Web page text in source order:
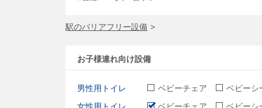
駅のバリアフリー設備
お子様連れ向け設備
男性用トイレ ベビーチェア
ベビーシ